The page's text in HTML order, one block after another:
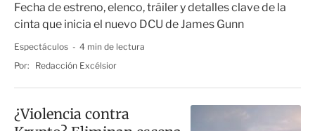
Fecha de estreno, elenco, tráiler y detalles clave de la
cinta que inicia el nuevo DCU de James Gunn
Espectáculos
4 min de lectura
Por:
Redacción Excélsior
¿Violencia contra